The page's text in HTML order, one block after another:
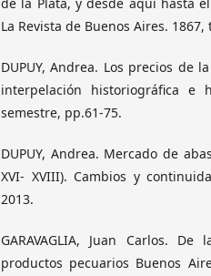
La Revista de Buenos Aires.
DUPUY, Andrea. Los precios de
interpelación historiográfica e
semestre, pp.61-75.
DUPUY, Andrea. Mercado de
XVI- XVIII). Cambios y
2013.
GARAVAGLIA, Juan Carlos.
productos pecuarios Buenos